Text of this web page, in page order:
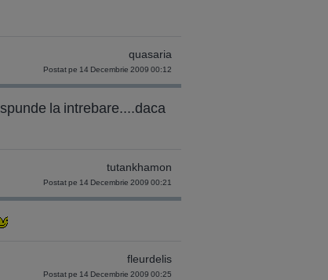
quasaria
Postat pe 14 Decembrie 2009 00:12
la intrebare....daca
tutankhamon
Postat pe 14 Decembrie 2009 00:21
fleurdelis
Postat pe 14 Decembrie 2009 00:25